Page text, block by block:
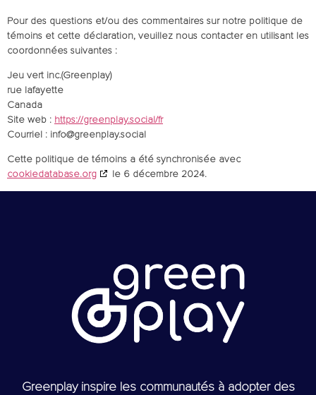
Pour des questions et/ou des commentaires sur notre politique de
témoins et cette déclaration, veuillez nous contacter en utilisant les
coordonnées suivantes :
Jeu vert inc.(Greenplay)
rue lafayette
Canada
Site web : https://greenplay.social/fr
Courriel : info@greenplay.social
Cette politique de témoins a été synchronisée avec
cookiedatabase.org
le 6 décembre 2024.
Greenplay inspire les communautés à adopter des